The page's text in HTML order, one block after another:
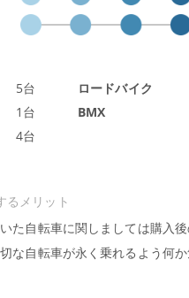
5台 ロードバイク
1台 BMX
4台
るメリット
た自転車に関しましては購入
な自転車が永く乗れるよう何